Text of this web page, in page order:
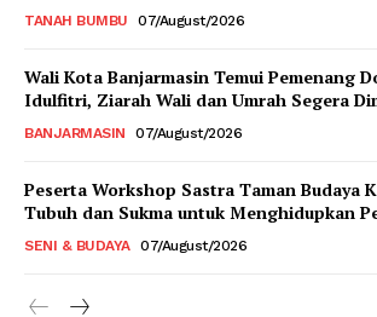
TANAH BUMBU 07/August/2026
Wali Kota Banjarmasin Temui Pemenang
Idulfitri, Ziarah Wali dan Umrah Segera
BANJARMASIN 07/August/2026
Peserta Workshop Sastra Taman Budaya
Tubuh dan Sukma untuk Menghidupkan
SENI & BUDAYA 07/August/2026